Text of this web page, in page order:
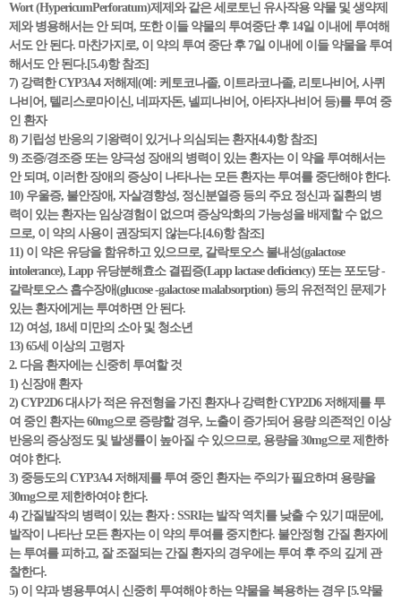
Wort (HypericumPerforatum)제제와 같은 세로토닌 유사작용 약물 및 생약제
제와 병용해서는 안 되며, 또한 이들 약물의 투여중단 후 14일 이내에 투여해
서도 안 된다. 마찬가지로, 이 약의 투여 중단 후 7일 이내에 이들 약물을 투여
해서도 안 된다.[5.4)항 참조]
7) 강력한 CYP3A4 저해제(예: 케토코나졸, 이트라코나졸, 리토나비어, 사퀴
나비어, 텔리스로마이신, 네파자돈, 넬피나비어, 아타자나비어 등)를 투여 중
인 환자
8) 기립성 반응의 기왕력이 있거나 의심되는 환자[4.4)항 참조]
9) 조증/경조증 또는 양극성 장애의 병력이 있는 환자는 이 약을 투여해서는
안 되며, 이러한 장애의 증상이 나타나는 모든 환자는 투여를 중단해야 한다.
10) 우울증, 불안장애, 자살경향성, 정신분열증 등의 주요 정신과 질환의 병
력이 있는 환자는 임상경험이 없으며 증상악화의 가능성을 배제할 수 없으
므로, 이 약의 사용이 권장되지 않는다.[4.6)항 참조]
11) 이 약은 유당을 함유하고 있으므로, 갈락토오스 불내성(galactose
intolerance), Lapp 유당분해효소 결핍증(Lapp lactase deficiency) 또는 포도당 -
갈락토오스 흡수장애(glucose -galactose malabsorption) 등의 유전적인 문제가
있는 환자에게는 투여하면 안 된다.
12) 여성, 18세 미만의 소아 및 청소년
13) 65세 이상의 고령자
2. 다음 환자에는 신중히 투여할 것
1) 신장애 환자
2) CYP2D6 대사가 적은 유전형을 가진 환자나 강력한 CYP2D6 저해제를 투
여 중인 환자는 60mg으로 증량할 경우, 노출이 증가되어 용량 의존적인 이상
반응의 증상정도 및 발생률이 높아질 수 있으므로, 용량을 30mg으로 제한하
여야 한다.
3) 중등도의 CYP3A4 저해제를 투여 중인 환자는 주의가 필요하며 용량을
30mg으로 제한하여야 한다.
4) 간질발작의 병력이 있는 환자 : SSRI는 발작 역치를 낮출 수 있기 때문에,
발작이 나타난 모든 환자는 이 약의 투여를 중지한다. 불안정형 간질 환자에
는 투여를 피하고, 잘 조절되는 간질 환자의 경우에는 투여 후 주의 깊게 관
찰한다.
5) 이 약과 병용투여시 신중히 투여해야 하는 약물을 복용하는 경우 [5.약물